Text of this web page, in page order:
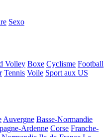
Sexo
Volley Boxe Cyclisme Football
Tennis Voile Sport aux US
Auvergne Basse-Normandie
Ardenne Corse Franche-